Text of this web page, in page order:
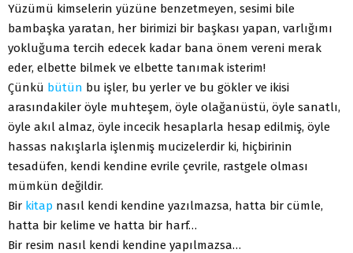
Yüzümü kimselerin yüzüne benzetmeyen, sesimi bile
bambaşka yaratan, her birimizi bir başkası yapan, varlığımı
yokluğuma tercih edecek kadar bana önem vereni merak
eder, elbette bilmek ve elbette tanımak isterim!
Çünkü bütün bu işler, bu yerler ve bu gökler ve ikisi
arasındakiler öyle muhteşem, öyle olağanüstü, öyle sanatlı,
öyle akıl almaz, öyle incecik hesaplarla hesap edilmiş, öyle
hassas nakışlarla işlenmiş mucizelerdir ki, hiçbirinin
tesadüfen, kendi kendine evrile çevrile, rastgele olması
mümkün değildir.
Bir kitap nasıl kendi kendine yazılmazsa, hatta bir cümle,
hatta bir kelime ve hatta bir harf…
Bir resim nasıl kendi kendine yapılmazsa…